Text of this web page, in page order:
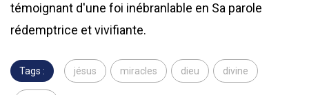
témoignant d'une foi inébranlable en Sa parole
rédemptrice et vivifiante.
Tags : jésus miracles dieu divine